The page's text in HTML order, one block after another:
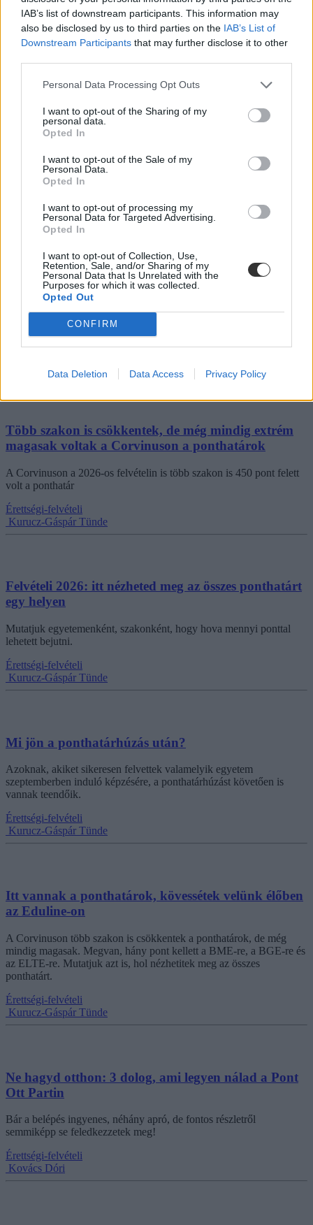
IAB’s list of downstream participants. This information may
also be disclosed by us to third parties on the IAB’s List of
Downstream Participants that may further disclose it to other
Personal Data Processing Opt Outs
I want to opt-out of the Sharing of my
personal data.
Opted In
I want to opt-out of the Sale of my
Personal Data.
Opted In
I want to opt-out of processing my
Personal Data for Targeted Advertising.
Opted In
I want to opt-out of Collection, Use,
Retention, Sale, and/or Sharing of my
Personal Data that Is Unrelated with the
Purposes for which it was collected.
Opted Out
CONFIRM
Data Deletion Data Access Privacy Policy
Rekordjelentkezés, káoszos pontszámítás, brutális
ponthatárok: ilyen volt a 2026-os felvételi
Soha ennyien nem próbáltak még bekerülni a magyar
férőhelyek száma, és rekordmagas érdeklődés érkezett egyes
pontszámítás szabályai sokakat megzavartak, többen pedig arra
panaszkodtak, hogy a rendszerben később kevesebb pont jelent
meg, mint korábban. Közben az ELTE, a Corvinus, a BME és a
születtek.
Érettségi-felvételi
174, 180, 188 pont - ezeken az állami ösztöndíjas
szakokon húzták a legalacsonyabb ponthatárokat
Ezekre a nappali tagozatos állami ösztöndíjas képzésekre egy
gyenge hármas érettségivel is be lehetett kerülni állami ösztöndíjas
Több szakon is csökkentek, de még mindig extrém
magasak voltak a Corvinuson a ponthatárok
A Corvinuson a 2026-os felvételin is több szakon is 450 pont felett
volt a ponthatár
Érettségi-felvételi
Kurucz-Gáspár Tünde
Felvételi 2026: itt nézheted meg az összes ponthatárt
egy helyen
Mutatjuk egyetemenként, szakonként, hogy hova mennyi ponttal
lehetett bejutni.
Érettségi-felvételi
Kurucz-Gáspár Tünde
Mi jön a ponthatárhúzás után?
Azoknak, akiket sikeresen felvettek valamelyik egyetem
szeptemberben induló képzésére, a ponthatárhúzást követően is
vannak teendőik.
Érettségi-felvételi
Kurucz-Gáspár Tünde
Itt vannak a ponthatárok, kövessétek velünk élőben
az Eduline-on
A Corvinuson több szakon is csökkentek a ponthatárok, de még
mindig magasak. Megvan, hány pont kellett a BME-re, a BGE-re és
az ELTE-re. Mutatjuk azt is, hol nézhetitek meg az összes
ponthatárt.
Érettségi-felvételi
Kurucz-Gáspár Tünde
Ne hagyd otthon: 3 dolog, ami legyen nálad a Pont
Ott Partin
Bár a belépés ingyenes, néhány apró, de fontos részletről
semmiképp se feledkezzetek meg!
Érettségi-felvételi
Kovács Dóri